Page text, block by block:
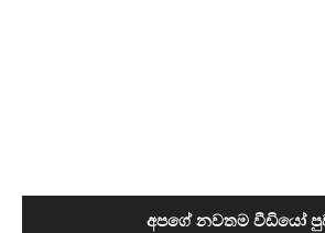
අපගේ නවතම වීඩියෝ